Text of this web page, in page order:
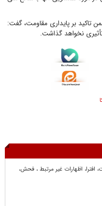
تاکید بر پایداری مقاومت، گفت:
نخواهد گذاشت.
افترا، اظهارات غير مرتبط ، فحش،